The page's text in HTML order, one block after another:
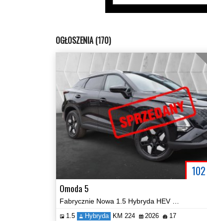
OGŁOSZENIA (170)
Omoda 5
Fabrycznie Nowa 1.5 Hybryda HEV Prestige Automat FULL OPCJA!
1.5 Hybryda KM 224 2026 17